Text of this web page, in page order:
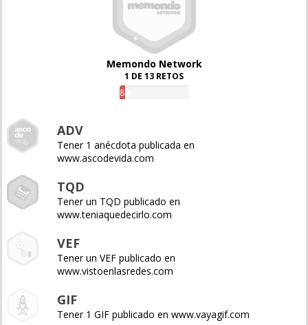
Memondo Network
1 DE 13 RETOS
8%
ADV
Tener 1 anécdota publicada en
www.ascodevida.com
TQD
Tener un TQD publicado en
www.teniaquedecirlo.com
VEF
Tener un VEF publicado en
www.vistoenlasredes.com
GIF
Tener 1 GIF publicado en www.vayagif.com